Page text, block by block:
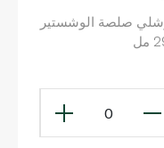
صلصة الوشستير
0